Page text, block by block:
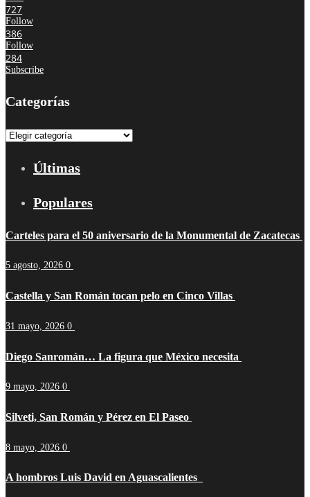
727
Follow
386
Follow
284
Subscribe
Categorías
Categorías
Últimas
Populares
Carteles para el 50 aniversario de la Monumental de Zacatecas
5 agosto, 2026 0
Castella y San Román tocan pelo en Cinco Villas
31 mayo, 2026 0
Diego Sanromán… La figura que México necesita
9 mayo, 2026 0
Silveti, San Román y Pérez en El Paseo
8 mayo, 2026 0
A hombros Luis David en Aguascalientes